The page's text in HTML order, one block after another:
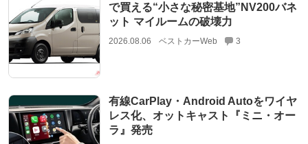
で買える“小さな秘密基地”NV200バネ
ット マイルームの破壊力
2026.08.06 ベストカーWeb 3
有線CarPlay・Android Autoをワイヤ
レス化、オットキャスト『ミニ・オー
ラ』発売